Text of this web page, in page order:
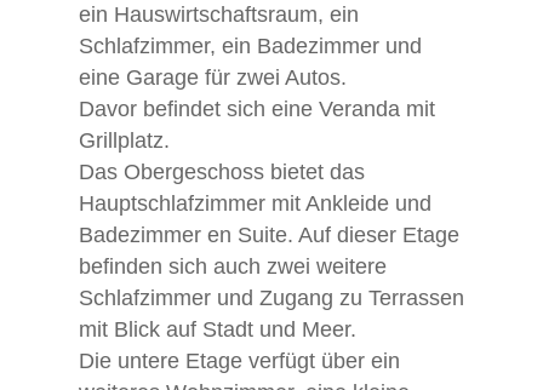
ein Hauswirtschaftsraum, ein
Schlafzimmer, ein Badezimmer und
eine Garage für zwei Autos.
Davor befindet sich eine Veranda mit
Grillplatz.
Das Obergeschoss bietet das
Hauptschlafzimmer mit Ankleide und
Badezimmer en Suite. Auf dieser Etage
befinden sich auch zwei weitere
Schlafzimmer und Zugang zu Terrassen
mit Blick auf Stadt und Meer.
Die untere Etage verfügt über ein